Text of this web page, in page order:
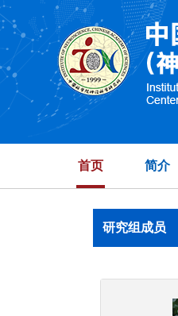
首页 简介
研究组成员